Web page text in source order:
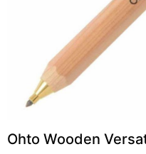
Ohto Wooden